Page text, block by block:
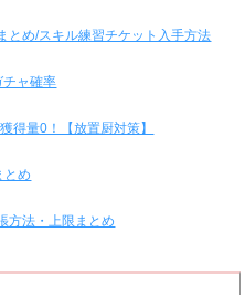
とめ/スキル練習チケット入手方法
チャ確率
得量0！【放置厨対策】
とめ
方法・上限まとめ